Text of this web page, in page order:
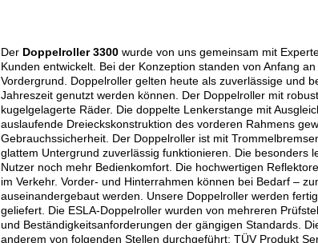
Der Doppelroller 3300 wurde von uns gemeinsam mit
Kunden entwickelt. Bei der Konzeption standen von Anfang
Vordergrund. Doppelroller gelten heute als zuverlässige und
Jahreszeit genutzt werden können. Der Doppelroller mit
kugelgelagerte Räder. Die doppelte Lenkerstange mit
auslaufende Dreieckskonstruktion des vorderen Rahmens
Gebrauchssicherheit. Der Doppelroller ist mit
glattem Untergrund zuverlässig funktionieren. Die besonders
Nutzer noch mehr Bedienkomfort. Die hochwertigen
im Verkehr. Vorder- und Hinterrahmen können bei Bedarf –
auseinandergebaut werden. Unsere Doppelroller werden
geliefert. Die ESLA-Doppelroller wurden von mehreren
und Beständigkeitsanforderungen der gängigen Standards.
anderem von folgenden Stellen durchgeführt: TÜV Produkt